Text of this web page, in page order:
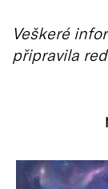
Veškeré
připravila